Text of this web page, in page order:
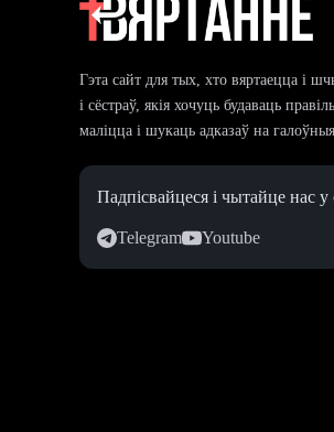
Гэта сайт для тых, хто вяртаецца і
і сёстраў, якія хочуць будаваць
маліцца і шукаць адказаў на
Падпісвайцеся і чытайце нас
Telegram Youtube